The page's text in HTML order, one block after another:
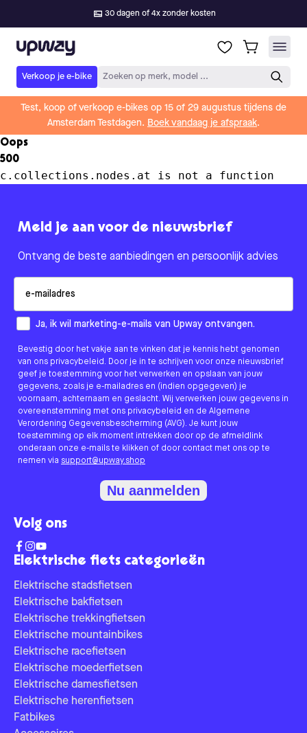
30 dagen of 4x zonder kosten
Upway
Verkoop je e-bike Zoeken op merk, model ...
Test, koop of verkoop e-bikes op 15 of 29 augustus tijdens de
Amsterdam Testdagen. Boek vandaag je afspraak.
Oops
500
c.collections.nodes.at is not a function
Elektrische fiets categorieën
Elektrische stadsfietsen
Elektrische bakfietsen
Elektrische trekkingfietsen
Elektrische mountainbikes
Elektrische racefietsen
Elektrische moederfietsen
Elektrische damesfietsen
Elektrische herenfietsen
Fatbikes
Meld je aan voor de nieuwsbrief
Ontvang de beste aanbiedingen en persoonlijk advies
How would you like to hear from us?
Ja, ik wil marketing-e-mails van Upway ontvangen.
Bevestig door het vakje aan te vinken dat je kennis hebt genomen
van ons privacybeleid. Door je in te schrijven voor onze nieuwsbrief
geef je toestemming voor het verwerken en opslaan van jouw
gegevens, zoals je e-mailadres en (indien opgegeven) je
voornaam, achternaam en geslacht. Wij verwerken jouw gegevens in
overeenstemming met ons privacybeleid en de Algemene
Verordening Gegevensbescherming (AVG). Je kunt jouw
toestemming op elk moment intrekken door op de afmeldlink
onderaan onze e-mails te klikken of door contact met ons op te
nemen via support@upway.shop
Nu aanmelden
Volg ons